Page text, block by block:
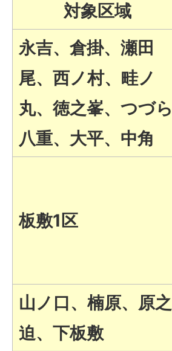
対象区域
永吉、倉掛、瀬田
尾、西ノ村、畦ノ
丸、徳之峯、つづら
八重、大平、中角
板敷1区
山ノ口、楠原、原之
迫、下板敷